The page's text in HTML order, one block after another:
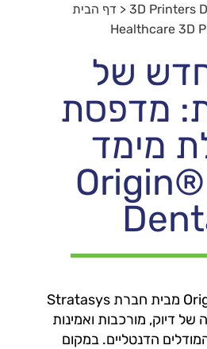
דף הבית < 3D Printers
Healthcare 3D
של
מדפסת
מימד
Origin® One Dental מבית חברת Stratasys
דיוק, מורכבות ואמינות
הדנטליים. במקום